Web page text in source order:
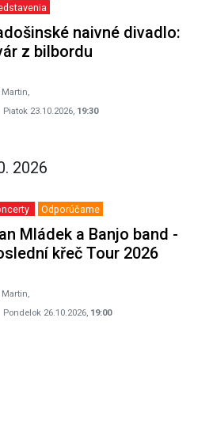
naivné divadlo:
z bilbordu
Martin,
Piatok 23.10.2026, 19:30
2026
Odporúčame
Mládek a Banjo band -
křeč Tour 2026
Martin,
Pondelok 26.10.2026, 19:00